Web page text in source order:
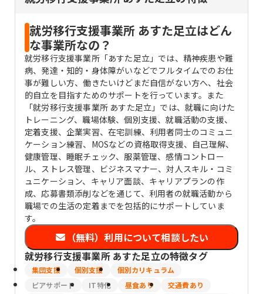
就労移行支援事業所 あすた足立はどん
な事業所なの？
就労移行支援事業所「あすた足立」では、精神疾患や難
病、発達・知的・身体障がいなどでフルタイムでのお仕
事が難しい方、働きたいけどまだ自信がない方へ、社会
的自立を目指すためのサポートを行っています。また
「就労移行支援事業所 あすた足立」では、就職に向けた
トレーニング、職場体験、個別支援、就職活動の支援、
定着支援、企業実習、在宅訓練、利用者同士のコミュニ
ケーション練習、MOSなどの資格取得支援、自己理解、
健康管理、睡眠チェック、服薬管理、感情コントロー
ル、ストレス管理、ビジネスマナー、対人スキル・コミ
ュニケーション、キャリア面談、キャリアプランの作
成、応募書類添削などを通じて、利用者の就職活動から
職場での生活の定着までを包括的にサポートしていま
す。
（無料）利用について相談したい
就労移行支援事業所 あすた足立の特徴タグ
集団支援 個別支援
個別カリキュラム
ピアサポート
IT特化 昼食あり
交通費あり